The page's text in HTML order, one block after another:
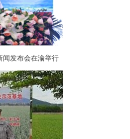
闻发布会在渝举行